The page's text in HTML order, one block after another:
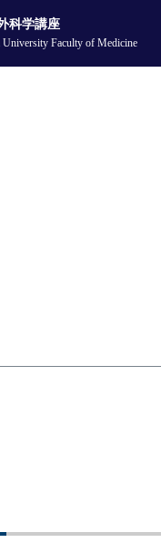
科学講座
University Faculty of Medicine